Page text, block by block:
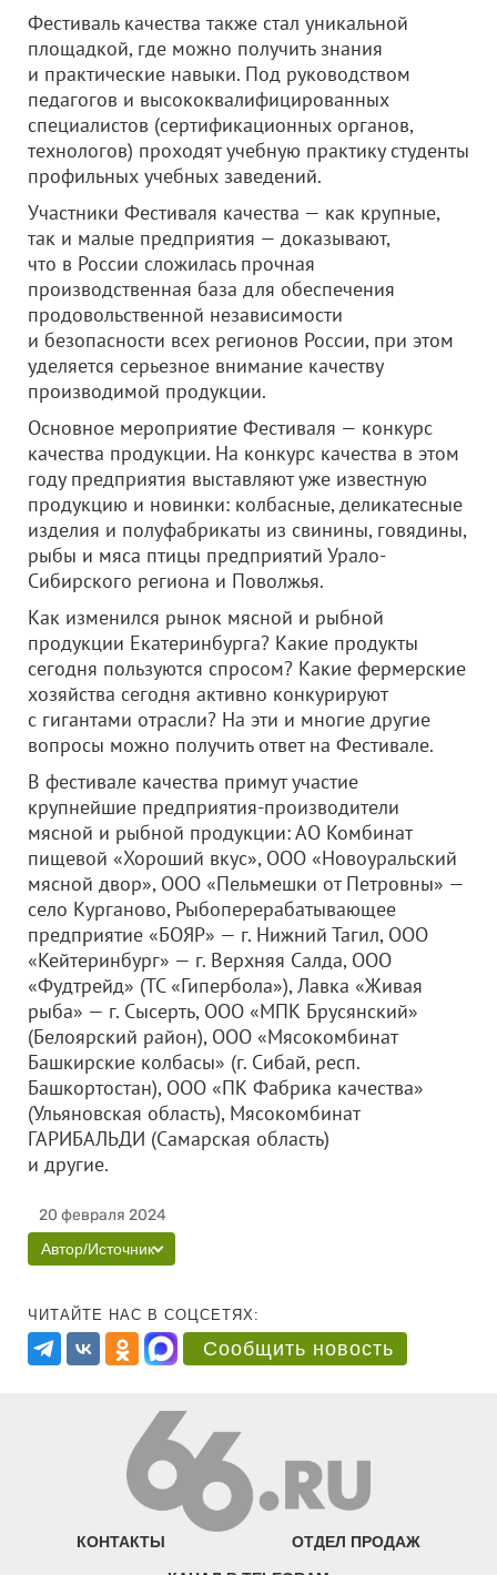
Фестиваль качества также стал уникальной
площадкой, где можно получить знания
и практические навыки. Под руководством
педагогов и высококвалифицированных
специалистов (сертификационных органов,
технологов) проходят учебную практику студенты
профильных учебных заведений.
Участники Фестиваля качества — как крупные,
так и малые предприятия — доказывают,
что в России сложилась прочная
производственная база для обеспечения
продовольственной независимости
и безопасности всех регионов России, при этом
уделяется серьезное внимание качеству
производимой продукции.
Основное мероприятие Фестиваля — конкурс
качества продукции. На конкурс качества в этом
году предприятия выставляют уже известную
продукцию и новинки: колбасные, деликатесные
изделия и полуфабрикаты из свинины, говядины,
рыбы и мяса птицы предприятий Урало-
Сибирского региона и Поволжья.
Как изменился рынок мясной и рыбной
продукции Екатеринбурга? Какие продукты
сегодня пользуются спросом? Какие фермерские
хозяйства сегодня активно конкурируют
с гигантами отрасли? На эти и многие другие
вопросы можно получить ответ на Фестивале.
В фестивале качества примут участие
крупнейшие предприятия-производители
мясной и рыбной продукции: АО Комбинат
пищевой «Хороший вкус», ООО «Новоуральский
мясной двор», ООО «Пельмешки от Петровны» —
село Курганово, Рыбоперерабатывающее
предприятие «БОЯР» — г. Нижний Тагил, ООО
«Кейтеринбург» — г. Верхняя Салда, ООО
«Фудтрейд» (ТС «Гипербола»), Лавка «Живая
рыба» — г. Сысерть, ООО «МПК Брусянский»
(Белоярский район), ООО «Мясокомбинат
Башкирские колбасы» (г. Сибай, респ.
Башкортостан), ООО «ПК Фабрика качества»
(Ульяновская область), Мясокомбинат
ГАРИБАЛЬДИ (Самарская область)
и другие.
20 февраля 2024
Автор/Источник
ЧИТАЙТЕ НАС В СОЦСЕТЯХ:
Сообщить новость
КОНТАКТЫ ОТДЕЛ ПРОДАЖ